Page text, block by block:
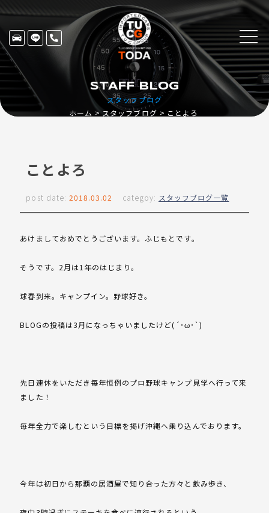
スタッフブログ
STAFF BLOG
ホーム スタッフブログ ことよろ
ことよろ
post date: 2018.03.02 categoy: スタッフブログ一覧
あけましておめでとうございます。ふじもとです。
そうです。2月は1年のはじまり。
球春到来。キャンプイン。野球好き。
BLOGの投稿は3月になっちゃいましたけど(´･ω･`)
先日連休をいただき毎年恒例のプロ野球キャンプ見学へ行って来
ました！
毎年全力で楽しむという目標を掲げ沖縄へ乗り込んでおります。
今年は初日から那覇の居酒屋で知り合った方々と飲み歩き、